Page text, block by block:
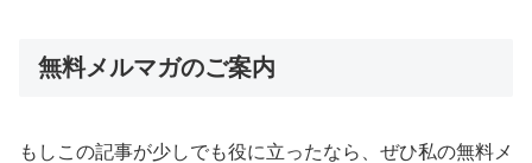
無料メルマガのご案内
もしこの記事が少しでも役に立ったなら、ぜひ私の無料メ